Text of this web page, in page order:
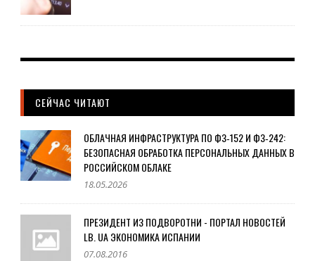
СЕЙЧАС ЧИТАЮТ
ОБЛАЧНАЯ ИНФРАСТРУКТУРА ПО ФЗ‑152 И ФЗ‑242:
БЕЗОПАСНАЯ ОБРАБОТКА ПЕРСОНАЛЬНЫХ ДАННЫХ В
РОССИЙСКОМ ОБЛАКЕ
18.05.2026
ПРЕЗИДЕНТ ИЗ ПОДВОРОТНИ - ПОРТАЛ НОВОСТЕЙ
LB. UA ЭКОНОМИКА ИСПАНИИ
07.08.2016